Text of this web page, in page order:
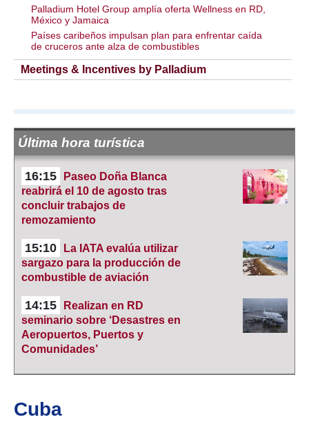
Palladium Hotel Group amplía oferta Wellness en RD,
México y Jamaica
Países caribeños impulsan plan para enfrentar caída
de cruceros ante alza de combustibles
Meetings & Incentives by Palladium
Última hora turística
16:15
Paseo Doña Blanca
reabrirá el 10 de agosto tras
concluir trabajos de
remozamiento
15:10
La IATA evalúa utilizar
sargazo para la producción de
combustible de aviación
14:15
Realizan en RD
seminario sobre ‘Desastres en
Aeropuertos, Puertos y
Comunidades’
Cuba